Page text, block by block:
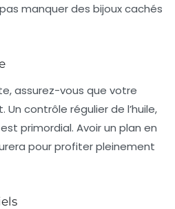
manquer des bijoux cachés
assurez-vous que votre
contrôle régulier de l’huile,
primordial. Avoir un plan en
pour profiter pleinement